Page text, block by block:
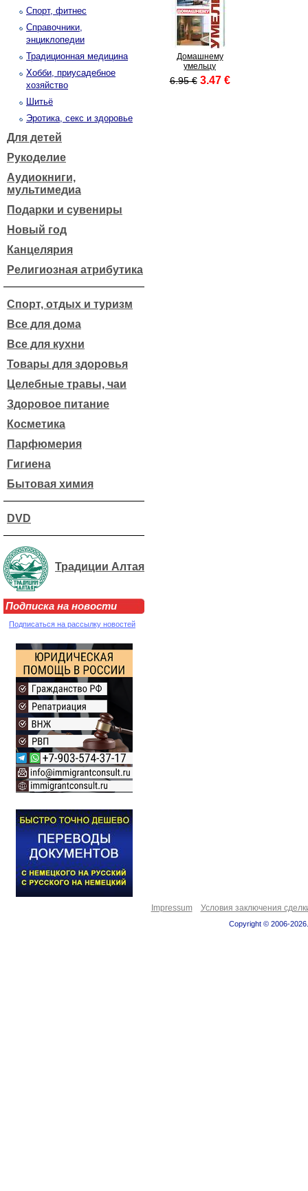
Спорт, фитнес
Справочники,
энциклопедии
Традиционная медицина
Хобби, приусадебное
хозяйство
Шитьё
Эротика, секс и здоровье
Для детей
Рукоделие
Аудиокниги,
мультимедиа
Подарки и сувениры
Новый год
Канцелярия
Религиозная атрибутика
Спорт, отдых и туризм
Все для дома
Все для кухни
Товары для здоровья
Целебные травы, чаи
Здоровое питание
Косметика
Парфюмерия
Гигиена
Бытовая химия
DVD
Традиции Алтая
Подписка на новости
Подписаться на рассылку новостей
Домашнему
умельцу
6.95 € 3.47 €
Impressum Условия заключения
Copyright © 2006-